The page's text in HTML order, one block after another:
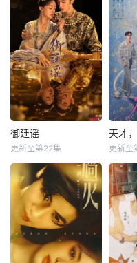
御廷谣
更新至第22集
天才
更新至